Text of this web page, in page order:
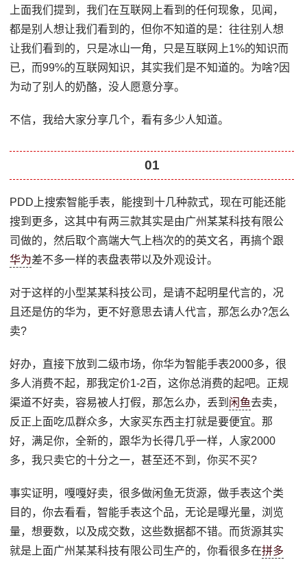
上面我们提到，我们在互联网上看到的任何现象，见闻，
都是别人想让我们看到的，但你不知道的是：往往别人想
让我们看到的，只是冰山一角，只是互联网上1%的知识而
已，而99%的互联网知识，其实我们是不知道的。为啥?因
为动了别人的奶酪，没人愿意分享。
不信，我给大家分享几个，看有多少人知道。
01
PDD上搜索智能手表，能搜到十几种款式，现在可能还能
搜到更多，这其中有两三款其实是由广州某某科技有限公
司做的，然后取个高端大气上档次的的英文名，再搞个跟
华为差不多一样的表盘表带以及外观设计。
对于这样的小型某某科技公司，是请不起明星代言的，况
且还是仿的华为，更不好意思去请人代言，那怎么办?怎么
卖?
好办，直接下放到二级市场，你华为智能手表2000多，很
多人消费不起，那我定价1-2百，这你总消费的起吧。正规
渠道不好卖，容易被人打假，那怎么办，丢到 闲鱼去卖，
反正上面吃瓜群众多，大家买东西主打就是要便宜。那
好，满足你，全新的，跟华为长得几乎一样，人家2000
多，我只卖它的十分之一，甚至还不到，你买不买?
事实证明，嘎嘎好卖，很多做闲鱼无货源，做手表这个类
目的，你去看看，智能手表这个品，无论是曝光量，浏览
量，想要数，以及成交数，这些数据都不错。而货源其实
就是上面广州某某科技有限公司生产的，你看很多在拼多